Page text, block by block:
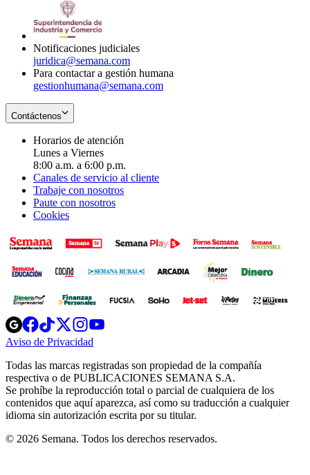
Notificaciones judiciales
juridica@semana.com
Para contactar a gestión humana
gestionhumana@semana.com
Contáctenos
Horarios de atención
Lunes a Viernes
8:00 a.m. a 6:00 p.m.
Canales de servicio al cliente
Trabaje con nosotros
Paute con nosotros
Cookies
Opens
in
new
Opens
in
new
Opens
in
new
window
Opens
new
windowwindow
Aviso de Privacidad
new
window
Todas las marcas registradas son propiedad de la compañía
respectiva o de PUBLICACIONES SEMANA S.A.
Se prohíbe la reproducción total o parcial de cualquiera de los
contenidos que aquí aparezca, así como su traducción a cualquier
idioma sin autorización escrita por su titular.
© 2026 Semana. Todos los derechos reservados.